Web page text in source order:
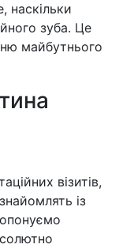
наскільки
зуба. Це
майбутнього
візитів,
із